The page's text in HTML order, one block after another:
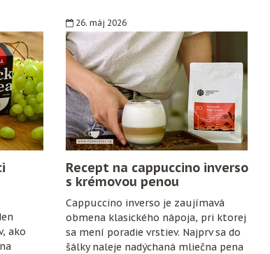
ako
26. máj 2026
Recept na cappuccino inverso
s krémovou penou
Cappuccino inverso je zaujímavá
obmena klasického nápoja, pri ktorej
sa mení poradie vrstiev. Najprv sa do
šálky naleje nadýchaná mliečna pena